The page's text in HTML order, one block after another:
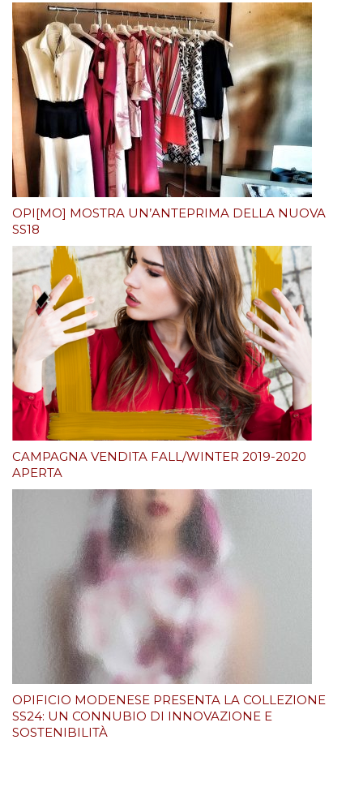
OPI[MO] MOSTRA UN’ANTEPRIMA DELLA NUOVA
SS18
CAMPAGNA VENDITA FALL/WINTER 2019-2020
APERTA
OPIFICIO MODENESE PRESENTA LA COLLEZIONE
SS24: UN CONNUBIO DI INNOVAZIONE E
SOSTENIBILITÀ